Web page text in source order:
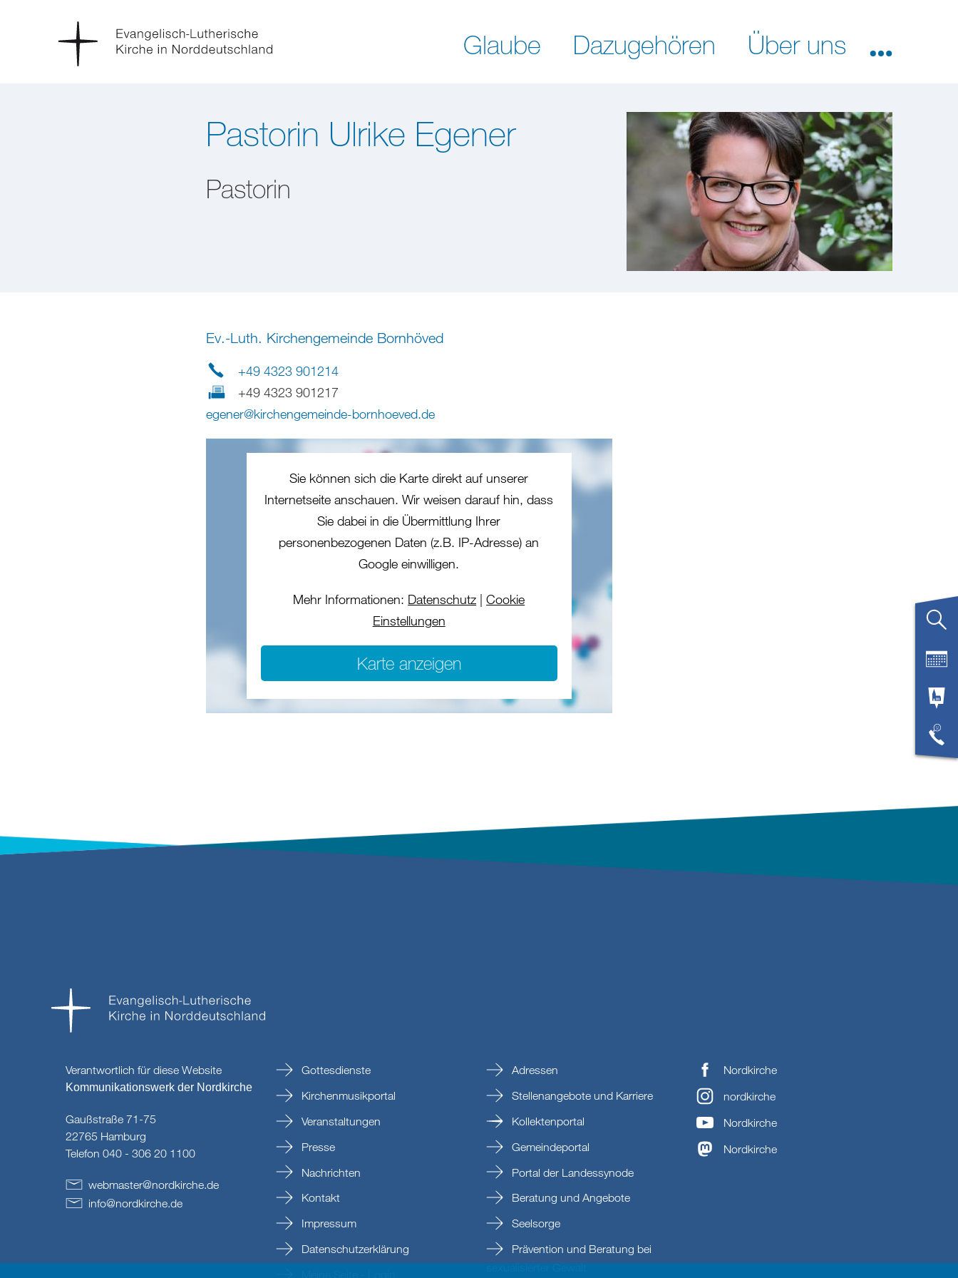
Glaube Dazugehören Über uns
Pastorin Ulrike Egener
Pastorin
Ev.-Luth. Kirchengemeinde Bornhöved
+49 4323 901214
+49 4323 901217
egener@kirchengemeinde-bornhoeved.de
Sie können sich die Karte direkt auf unserer
Internetseite anschauen. Wir weisen darauf hin, dass
Sie dabei in die Übermittlung Ihrer
personenbezogenen Daten (z.B. IP-Adresse) an
Google einwilligen.
Mehr Informationen: Datenschutz |Cookie
Einstellungen
Karte anzeigen
Verantwortlich für diese Website
Kommunikationswerk der Nordkirche
Gaußstraße 71-75
22765 Hamburg
Telefon 040 - 306 20 1100
webmaster@nordkirche.de
info@nordkirche.de
Gottesdienste
Kirchenmusikportal
Veranstaltungen
Presse
Nachrichten
Kontakt
Impressum
Datenschutzerklärung
Adressen
Stellenangebote und Karriere
Kollektenportal
Gemeindeportal
Portal der Landessynode
Beratung und Angebote
Seelsorge
Prävention und Beratung bei
sexualisierter Gewalt
Nordkirche
nordkirche
Nordkirche
Nordkirche